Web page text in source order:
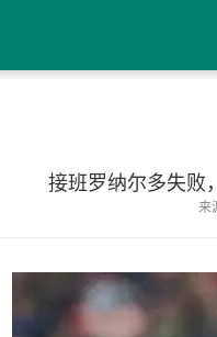
接班罗纳尔多失败
来